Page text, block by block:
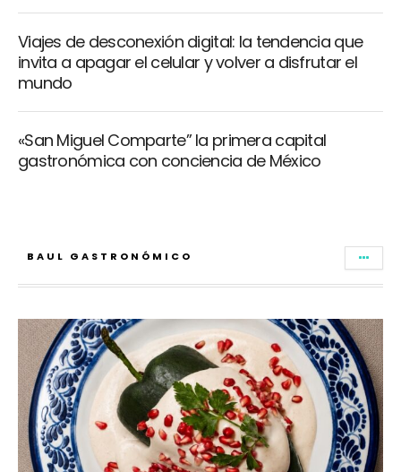
Viajes de desconexión digital: la tendencia que
invita a apagar el celular y volver a disfrutar el
mundo
«San Miguel Comparte” la primera capital
gastronómica con conciencia de México
BAUL GASTRONÓMICO